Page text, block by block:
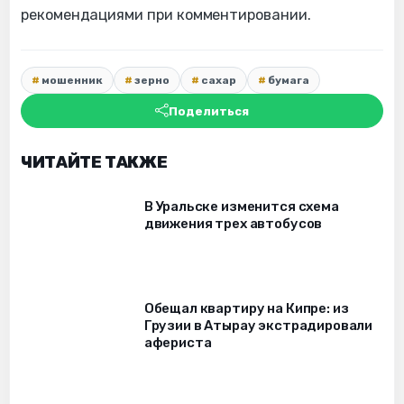
рекомендациями при комментировании.
мошенник зерно сахар бумага
Поделиться
ЧИТАЙТЕ ТАКЖЕ
В Уральске изменится схема
движения трех автобусов
Обещал квартиру на Кипре: из
Грузии в Атырау экстрадировали
афериста